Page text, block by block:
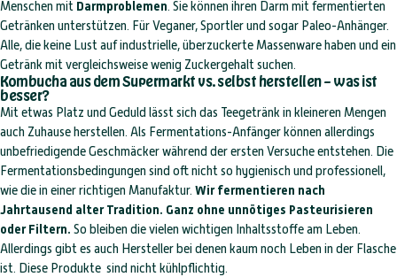
Menschen mit Darmproblemen. Sie können ihren Darm mit fermentierten
Getränken unterstützen. Für Veganer, Sportler und sogar Paleo-Anhänger.
Alle, die keine Lust auf industrielle, überzuckerte Massenware haben und ein
Getränk mit vergleichsweise wenig Zuckergehalt suchen.
Kombucha aus dem Supermarkt vs. selbst herstellen – was ist
besser?
Mit etwas Platz und Geduld lässt sich das Teegetränk in kleineren Mengen
auch Zuhause herstellen. Als Fermentations-Anfänger können allerdings
unbefriedigende Geschmäcker während der ersten Versuche entstehen. Die
Fermentationsbedingungen sind oft nicht so hygienisch und professionell,
wie die in einer richtigen Manufaktur. Wir fermentieren nach
Jahrtausend alter Tradition. Ganz ohne unnötiges Pasteurisieren
oder Filtern. So bleiben die vielen wichtigen Inhaltsstoffe am Leben.
Allerdings gibt es auch Hersteller bei denen kaum noch Leben in der Flasche
ist. Diese Produkte sind nicht kühlpflichtig.